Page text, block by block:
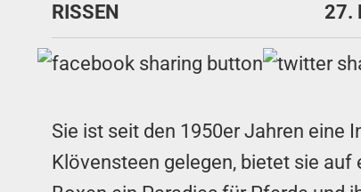
RISSEN 27.
Sie ist seit den 1950er Jahren eine
Klövensteen gelegen, bietet sie